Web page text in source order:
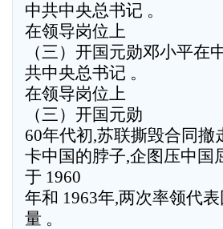
中共中央总书记 。
在领导岗位上
（三）开国元勋邓小平
共中央总书记 。
在领导岗位上
（三）开国元勋
60年代初,苏联撕毁合同撤
卡中国的脖子,企图压中国
于 1960
年和 1963年,两次率领代
量 。